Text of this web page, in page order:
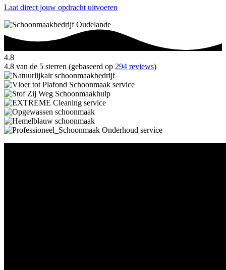
Laat direct jouw opdracht uitvoeren
4.8
4.8 van de 5 sterren (gebaseerd op 294 reviews)